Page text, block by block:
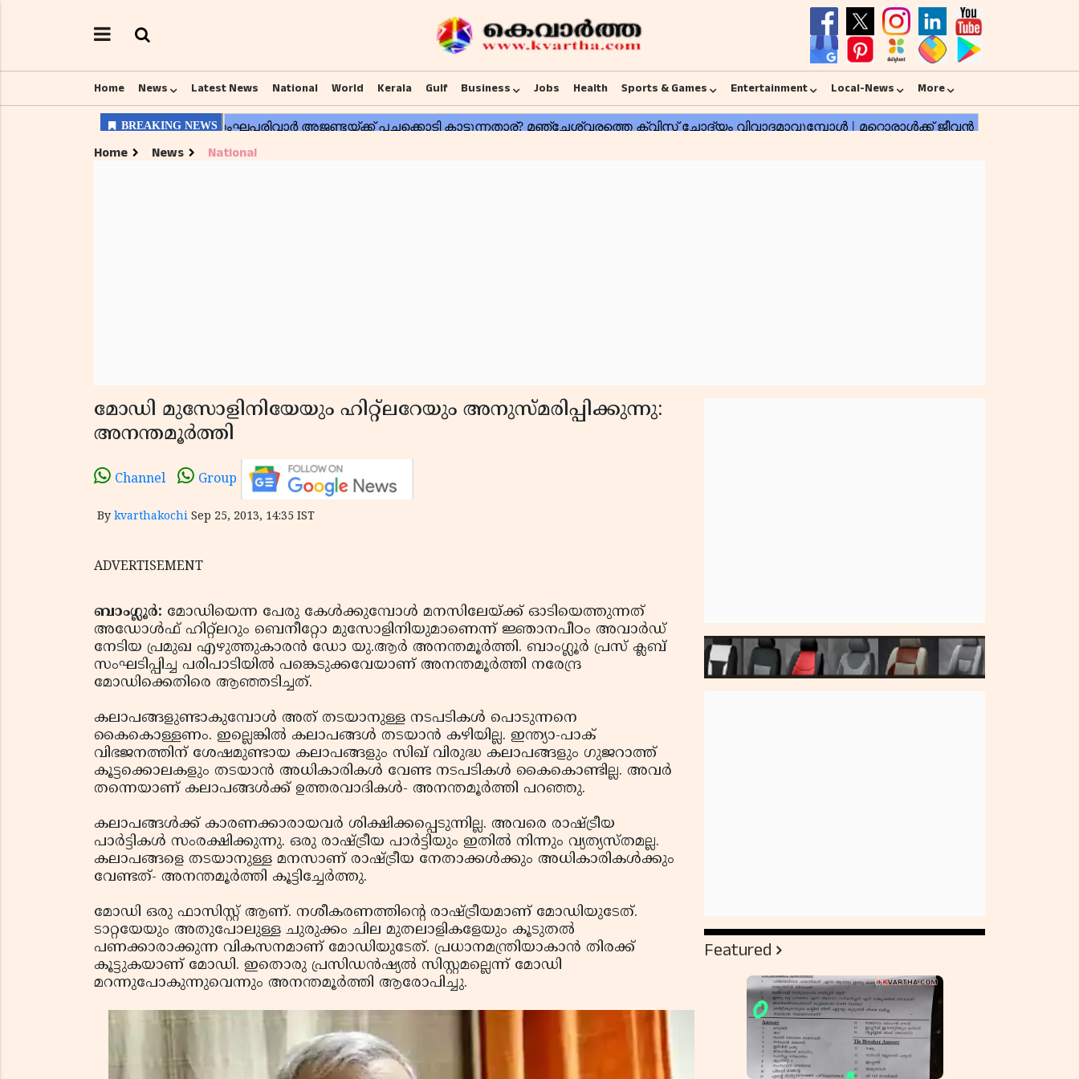
Home News Latest News National World Kerala Gulf Business Jobs Health Sports & Games Entertainment Local-News More
Home News National
മോഡി മുസോളിനിയേയും ഹിറ്റ്‌ലറേയും അനുസ്മരിപ്പിക്കുന്നു:
അനന്തമൂര്‍ത്തി
Channel Group
By kvarthakochi Sep 25, 2013, 14:35 IST
ADVERTISEMENT
ബാംഗ്ലൂർ: മോഡിയെന്ന പേരു കേൾക്കുമ്പോൾ മനസിലേയ്ക്ക് ഓടിയെത്തുന്നത്
അഡോൾഫ് ഹിറ്റ്ലറും ബെനീറ്റോ മുസോളിനിയുമാണെന്ന് ജ്ഞാനപീഠം അവാർഡ്
നേടിയ പ്രമുഖ എഴുത്തുകാരൻ ഡോ യു.ആർ അനന്തമൂർത്തി. ബാംഗ്ലൂർ പ്രസ് ക്ലബ്
സംഘടിപ്പിച്ച പരിപാടിയിൽ പങ്കെടുക്കവേയാണ് അനന്തമൂർത്തി നരേന്ദ്ര
മോഡിക്കെതിരെ ആഞ്ഞടിച്ചത്.
കലാപങ്ങളുണ്ടാകുമ്പോൾ അത് തടയാനുള്ള നടപടികൾ പൊടുന്നനെ
കൈകൊള്ളണം. ഇല്ലെങ്കിൽ കലാപങ്ങൾ തടയാൻ കഴിയില്ല. ഇന്ത്യാ-പാക്
വിഭജനത്തിന് ശേഷമുണ്ടായ കലാപങ്ങളും സിഖ് വിരുദ്ധ കലാപങ്ങളും ഗുജറാത്ത്
കൂട്ടക്കൊലകളും തടയാൻ അധികാരികൾ വേണ്ട നടപടികൾ കൈകൊണ്ടില്ല. അവർ
തന്നെയാണ് കലാപങ്ങൾക്ക് ഉത്തരവാദികൾ- അനന്തമൂർത്തി പറഞ്ഞു.
കലാപങ്ങൾക്ക് കാരണക്കാരായവർ ശിക്ഷിക്കപ്പെടുന്നില്ല. അവരെ രാഷ്ട്രീയ
പാർട്ടികൾ സംരക്ഷിക്കുന്നു. ഒരു രാഷ്ട്രീയ പാർട്ടിയും ഇതിൽ നിന്നും വ്യത്യസ്തമല്ല.
കലാപങ്ങളെ തടയാനുള്ള മനസാണ് രാഷ്ട്രീയ നേതാക്കൾക്കും അധികാരികൾക്കും
വേണ്ടത്- അനന്തമൂർത്തി കൂട്ടിച്ചേർത്തു.
മോഡി ഒരു ഫാസിസ്റ്റ് ആണ്. നശീകരണത്തിന്റെ രാഷ്ട്രീയമാണ് മോഡിയുടേത്.
ടാറ്റയേയും അതുപോലുള്ള ചുരുക്കം ചില മുതലാളികളേയും കൂടുതൽ
പണക്കാരാക്കുന്ന വികസനമാണ് മോഡിയുടേത്. പ്രധാനമന്ത്രിയാകാൻ തിരക്ക്
കൂട്ടുകയാണ് മോഡി. ഇതൊരു പ്രസിഡൻഷ്യൽ സിസ്റ്റമല്ലെന്ന് മോഡി
മറന്നുപോകുന്നുവെന്നും അനന്തമൂർത്തി ആരോപിച്ചു.
Featured